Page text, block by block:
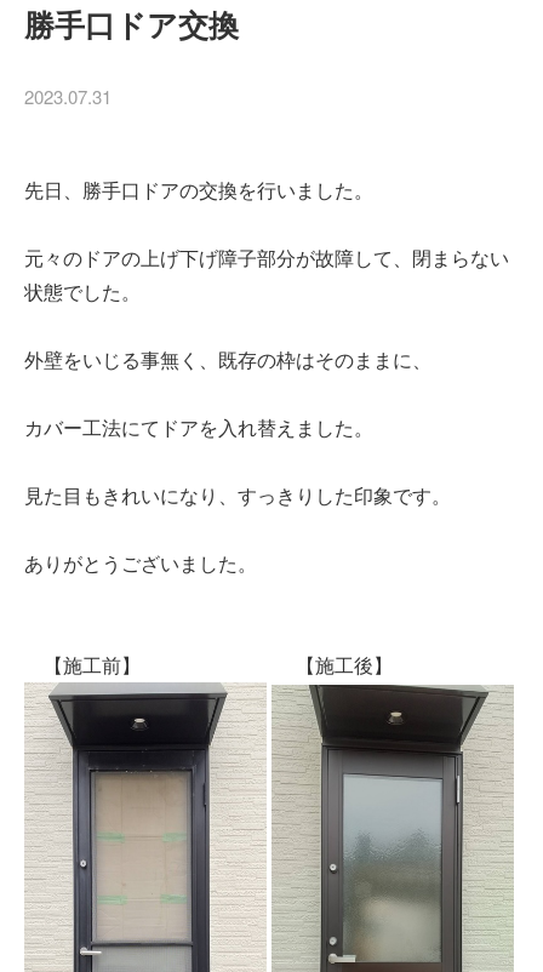
建築資材
建築サポート
大型パネル事業
ソーラー
シロアリ/リフォーム
勝手口ドア交換
2023.07.31
先日、勝手口ドアの交換を行いました。
元々のドアの上げ下げ障子部分が故障して、閉まらない
状態でした。
外壁をいじる事無く、既存の枠はそのままに、
カバー工法にてドアを入れ替えました。
見た目もきれいになり、すっきりした印象です。
ありがとうございました。
【施工前】 【施工後】